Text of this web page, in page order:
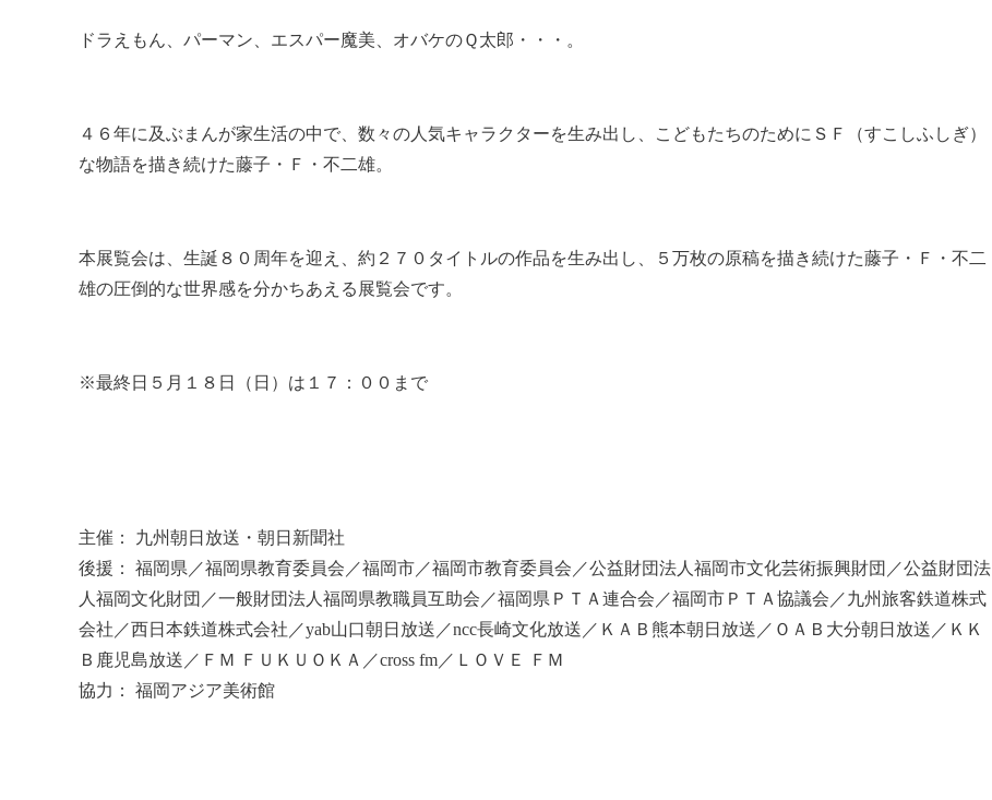
ドラえもん、パーマン、エスパー魔美、オバケのＱ太郎・・・。
４６年に及ぶまんが家生活の中で、数々の人気キャラクターを生み出し、こどもたちのためにＳＦ（すこしふしぎ）
な物語を描き続けた藤子・Ｆ・不二雄。
本展覧会は、生誕８０周年を迎え、約２７０タイトルの作品を生み出し、５万枚の原稿を描き続けた藤子・Ｆ・不二
雄の圧倒的な世界感を分かちあえる展覧会です。
※最終日５月１８日（日）は１７：００まで
主催： 九州朝日放送・朝日新聞社
後援： 福岡県／福岡県教育委員会／福岡市／福岡市教育委員会／公益財団法人福岡市文化芸術振興財団／公益財団法
人福岡文化財団／一般財団法人福岡県教職員互助会／福岡県ＰＴＡ連合会／福岡市ＰＴＡ協議会／九州旅客鉄道株式
会社／西日本鉄道株式会社／yab山口朝日放送／ncc長崎文化放送／ＫＡＢ熊本朝日放送／ＯＡＢ大分朝日放送／ＫＫ
Ｂ鹿児島放送／ＦＭ ＦＵＫＵＯＫＡ／cross fm／ＬＯＶＥ ＦＭ
協力： 福岡アジア美術館